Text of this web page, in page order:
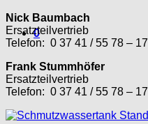
0
Nick Baumbach
Ersatzteilvertrieb
Telefon: 0 37 41 / 55 78 – 17
Frank Stummhöfer
Ersatzteilvertrieb
Telefon: 0 37 41 / 55 78 – 17